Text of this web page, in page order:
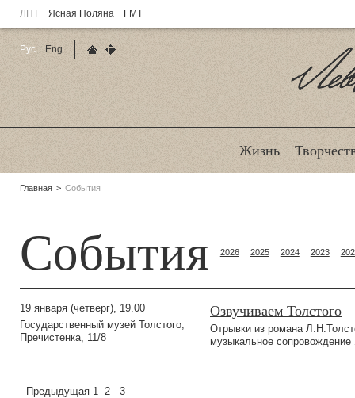
ЛНТ Ясная Поляна ГМТ
Жизнь
Родительские
Главная События
События 2026 2025 2024 2023
19 января (четверг), 19.00
Государственный музей Толстого,
Пречистенка, 11/8
Озвучиваем Толстого
Отрывки из романа
музыкальное
Предыдущая 1 2 3
Рус
Eng